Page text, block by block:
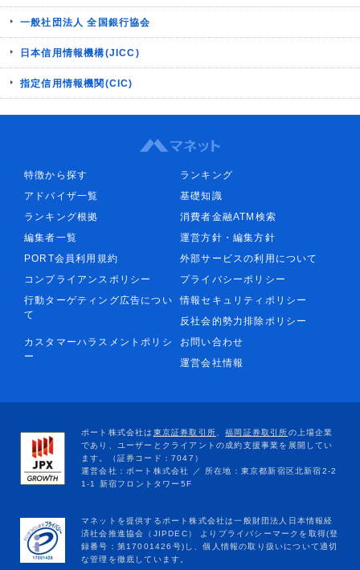
一般社団法人 全国銀行協会
日本信用情報機構(JICC)
指定信用情報機関(CIC)
特徴から探す
ランキング
アドバイザ一覧
基礎知識
ランキング根拠
消費者金融ATM検索
編集者一覧
運営方針・編集方針
PORT会員利用規約
外部サービスの利用について
コンプライアンスポリシー
プライバシーポリシー
行動ターゲティング広告につい
て
情報セキュリティポリシー
反社会的勢力排除ポリシー
カスタマーハラスメントポリシ
ー
お問い合わせ
運営会社情報